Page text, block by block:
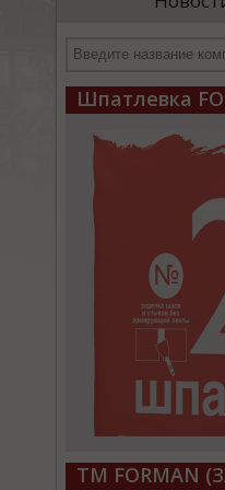
иностранными
Шпатлевка
ТМ FORMAN